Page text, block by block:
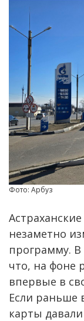
Фото: Арбуз
незаметно
программу. В
что, на фоне
впервые в
Если раньше
карты